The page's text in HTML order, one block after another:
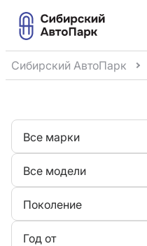
Сибирский АвтоПарк
Все марки
Все модели
Поколение
Год от